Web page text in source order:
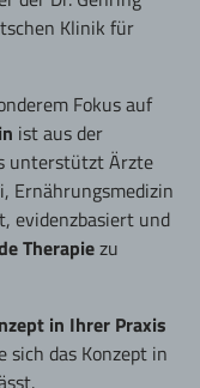
Klinik für
Fokus auf
ist aus der
unterstützt Ärzte
Ernährungsmedizin
evidenzbasiert und
Therapiezu
in Ihrer Praxis
sich das Konzept in